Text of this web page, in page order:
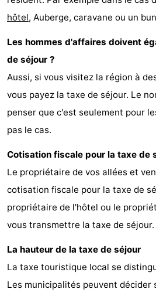
Peche
Sportive
-
Equitation
-
Promenade
sur
les
Wadden
Observation
des
phoques
Boire
et
manger
Événements
Pratiques
Forum
Route
-
Stationnement
Saut
hôtel, Auberge, caravane ou un
Les hommes d'affaires doivent
de séjour ?
Aussi, si vous visitez la région à
vous payez la taxe de séjour. Le
penser que c'est seulement pour
pas le cas.
Cotisation fiscale pour la taxe de
Le propriétaire de vos allées et
cotisation fiscale pour la taxe de
propriétaire de l'hôtel ou le
vous transmettre la taxe de séjour.
La hauteur de la taxe de séjour
La taxe touristique local se
Les municipalités peuvent décider